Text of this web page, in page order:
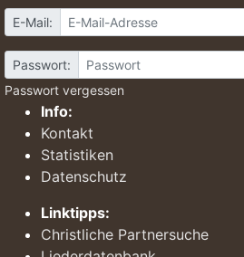
E-Mail:
Passwort:
Passwort vergessen
Info:
Kontakt
Statistiken
Datenschutz
Linktipps:
Christliche Partnersuche